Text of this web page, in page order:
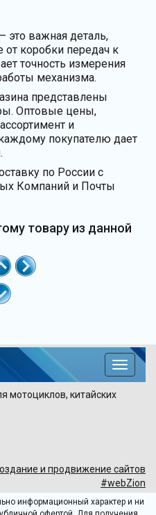
это важная деталь,
от коробки передач к
точность измерения
механизма.
представлены
Оптовые цены,
и
покупателю дает
по России с
Компаний и Почты
товару из данной
по
мотоциклов, китайских
и продвижение сайтов
#webZion
информационный характер и ни